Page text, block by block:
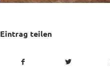
Eintrag teilen